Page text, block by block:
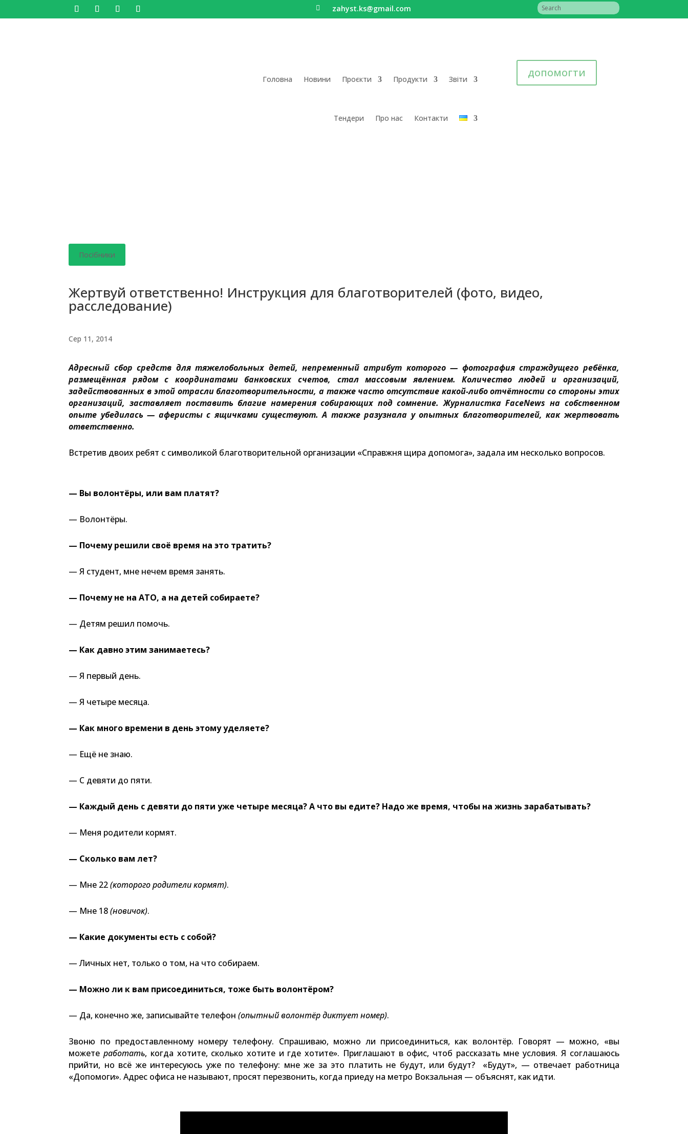
 zahyst.ks@gmail.com
Головна Новини Проєкти Продукти Звіти
Тендери Про нас Контакти
допомогти
Посібники
Жертвуй ответственно! Инструкция для благотворителей (фото, видео,
расследование)
Сер 11, 2014
Адресный сбор средств для тяжелобольных детей, непременный атрибут которого — фотография страждущего ребёнка,
размещённая рядом с координатами банковских счетов, стал массовым явлением. Количество людей и организаций,
задействованных в этой отрасли благотворительности, а также часто отсутствие какой-либо отчётности со стороны этих
организаций, заставляет поставить благие намерения собирающих под сомнение. Журналистка FaceNews на собственном
опыте убедилась — аферисты с ящичками существуют. А также разузнала у опытных благотворителей, как жертвовать
ответственно.
Встретив двоих ребят с символикой благотворительной организации «Справжня щира допомога», задала им несколько вопросов.
— Вы волонтёры, или вам платят?
— Волонтёры.
— Почему решили своё время на это тратить?
— Я студент, мне нечем время занять.
— Почему не на АТО, а на детей собираете?
— Детям решил помочь.
— Как давно этим занимаетесь?
— Я первый день.
— Я четыре месяца.
— Как много времени в день этому уделяете?
— Ещё не знаю.
— С девяти до пяти.
— Каждый день с девяти до пяти уже четыре месяца? А что вы едите? Надо же время, чтобы на жизнь зарабатывать?
— Меня родители кормят.
— Сколько вам лет?
— Мне 22(которого родители кормят).
— Мне 18(новичок).
— Какие документы есть с собой?
— Личных нет, только о том, на что собираем.
— Можно ли к вам присоединиться, тоже быть волонтёром?
— Да, конечно же, записывайте телефон (опытный волонтёрдиктует номер).
Звоню по предоставленному номеру телефону. Спрашиваю, можно ли присоединиться, как волонтёр. Говорят — можно, «вы
можетеработать, когда хотите, сколько хотите и где хотите». Приглашают в офис, чтоб рассказать мне условия. Я соглашаюсь
прийти, но всё же интересуюсь уже по телефону: мне же за это платить не будут, или будут? «Будут», — отвечает работница
«Допомоги». Адрес офиса не называют, просят перезвонить, когда приеду на метро Вокзальная — объяснят, как идти.